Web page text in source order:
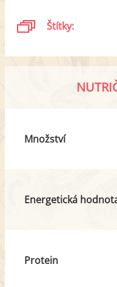
Štítky:
Množství
Energetická
Protein